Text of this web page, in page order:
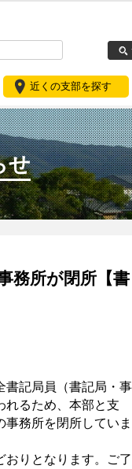
近くの支部を探す
せ
務所が閉所【書
書記局員（書記局・事
れるため、本部と支
務所を閉所していま
おりとなります。ご了